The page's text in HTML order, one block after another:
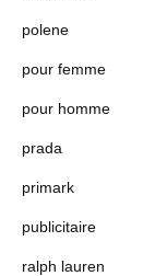
polene
pour femme
pour homme
prada
primark
publicitaire
ralph lauren